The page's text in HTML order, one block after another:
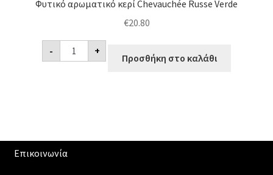
Φυτικό αρωματικό κερί Chevauchée Russe Verde
€20.80
-
Φυτικό
αρωματικό
κερί
+
Προσθήκη στο καλάθι
Επικοινωνία